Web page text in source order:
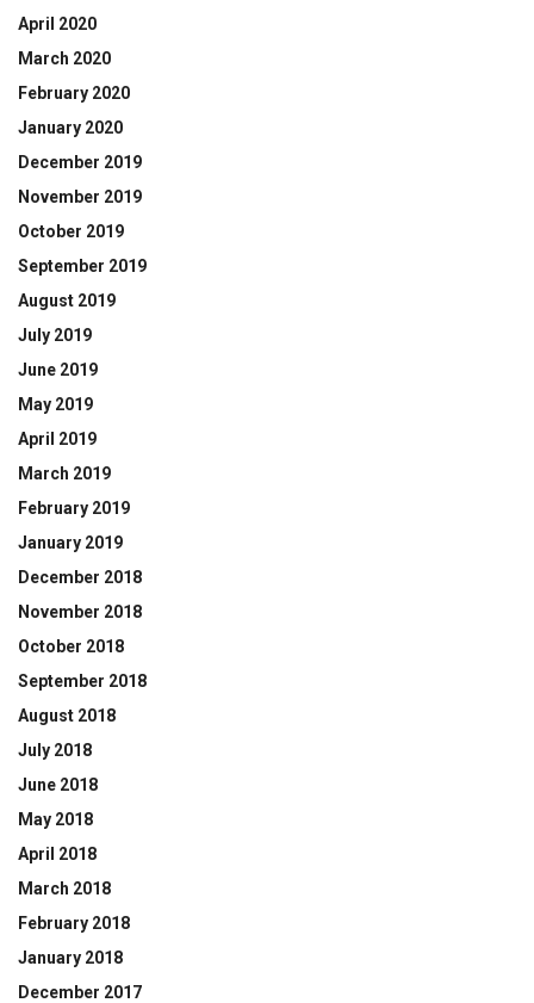
April 2020
March 2020
February 2020
January 2020
December 2019
November 2019
October 2019
September 2019
August 2019
July 2019
June 2019
May 2019
April 2019
March 2019
February 2019
January 2019
December 2018
November 2018
October 2018
September 2018
August 2018
July 2018
June 2018
May 2018
April 2018
March 2018
February 2018
January 2018
December 2017